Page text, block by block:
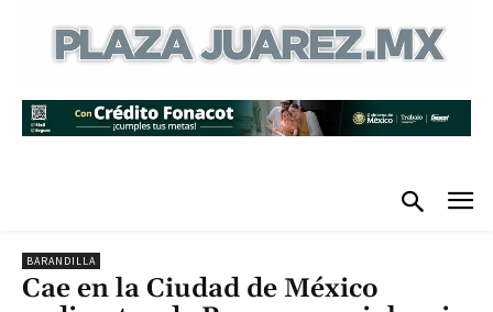
BARANDILLA
Cae en la Ciudad de México